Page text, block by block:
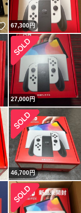
いいね！
67,300円
27,000円
46,700円